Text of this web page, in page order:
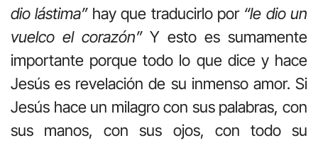
dio lástima”hay que traducirlo por “le dio un
vuelco el corazón”Y esto es sumamente
importante porque todo lo que dice y hace
Jesús es revelación de su inmenso amor. Si
Jesús hace un milagro con sus palabras, con
sus manos, con sus ojos, con todo su